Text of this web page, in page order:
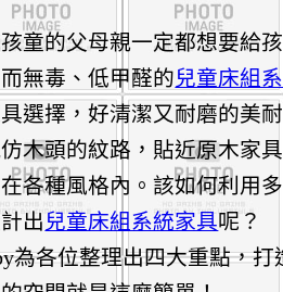
童的父母親一定都想要給
無毒、低甲醛的兒童床組
選擇，好清潔又耐磨的美
木頭的紋路，貼近原木家
各種風格內。該如何利用
出 兒童床組系統家具呢？
為各位整理出四大重點，